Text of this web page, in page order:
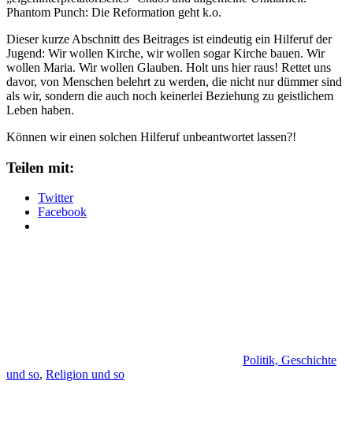
Phantom Punch: Die Reformation geht k.o.
Dieser kurze Abschnitt des Beitrages ist eindeutig ein Hilferuf der
Jugend: Wir wollen Kirche, wir wollen sogar Kirche bauen. Wir
wollen Maria. Wir wollen Glauben. Holt uns hier raus! Rettet uns
davor, von Menschen belehrt zu werden, die nicht nur dümmer sind
als wir, sondern die auch noch keinerlei Beziehung zu geistlichem
Leben haben.
Können wir einen solchen Hilferuf unbeantwortet lassen?!
Teilen mit:
Twitter
Facebook
Politik, Geschichte
und so, Religion und so